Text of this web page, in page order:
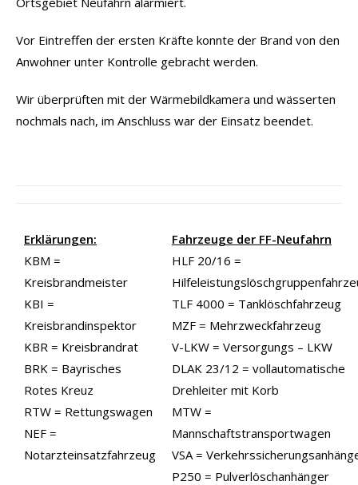
Vor Eintreffen der ersten Kräfte konnte der Brand von den
Anwohner unter Kontrolle gebracht werden.
Wir überprüften mit der Wärmebildkamera und wässerten
nochmals nach, im Anschluss war der Einsatz beendet.
Erklärungen:
KBM =
Kreisbrandmeister
KBI =
Kreisbrandinspektor
KBR = Kreisbrandrat
BRK = Bayrisches
Rotes Kreuz
RTW = Rettungswagen
NEF =
Notarzteinsatzfahrzeug
Fahrzeuge der FF-Neufahrn
HLF 20/16 =
TLF 4000 = Tanklöschfahrzeug
MZF = Mehrzweckfahrzeug
V-LKW = Versorgungs – LKW
DLAK 23/12 = vollautomatische
Drehleiter mit Korb
MTW =
Mannschaftstransportwagen
VSA =
P250 = Pulverlöschanhänger